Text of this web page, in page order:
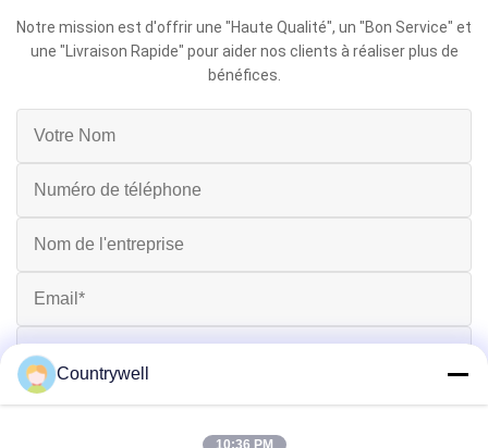
Notre mission est d'offrir une "Haute Qualité", un "Bon Service" et
une "Livraison Rapide" pour aider nos clients à réaliser plus de
bénéfices.
Countrywell
10:36 PM